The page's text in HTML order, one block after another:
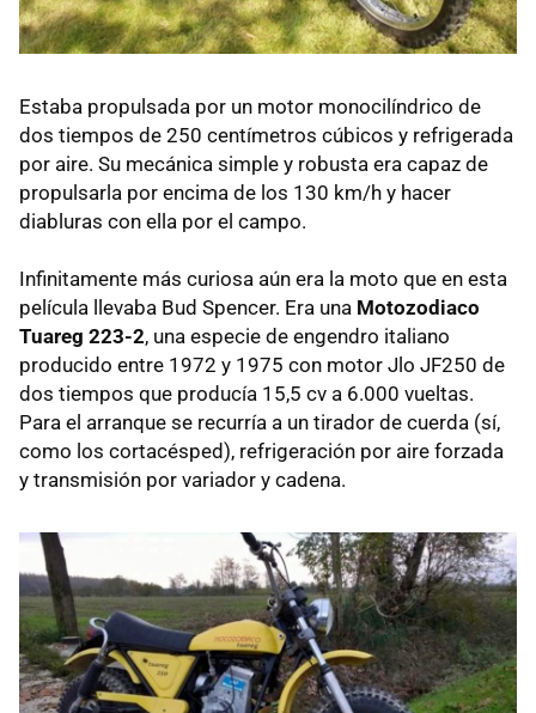
Estaba propulsada por un motor monocilíndrico de
dos tiempos de 250 centímetros cúbicos y refrigerada
por aire. Su mecánica simple y robusta era capaz de
propulsarla por encima de los 130 km/h y hacer
diabluras con ella por el campo.
Infinitamente más curiosa aún era la moto que en esta
película llevaba Bud Spencer. Era una Motozodiaco
Tuareg 223-2, una especie de engendro italiano
producido entre 1972 y 1975 con motor Jlo JF250 de
dos tiempos que producía 15,5 cv a 6.000 vueltas.
Para el arranque se recurría a un tirador de cuerda (sí,
como los cortacésped), refrigeración por aire forzada
y transmisión por variador y cadena.